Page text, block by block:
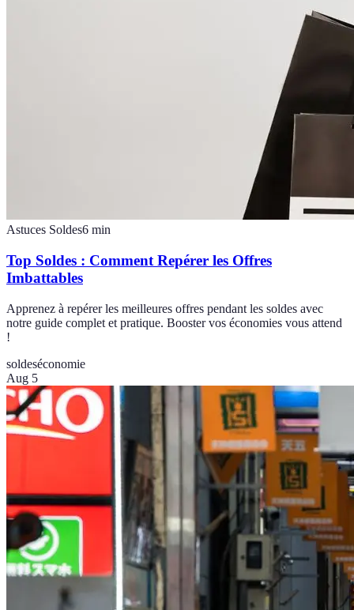
Astuces Soldes6 min
Top Soldes : Comment Repérer les Offres
Imbattables
Apprenez à repérer les meilleures offres pendant les soldes avec
notre guide complet et pratique. Booster vos économies vous attend
!
soldeséconomie
Aug 5